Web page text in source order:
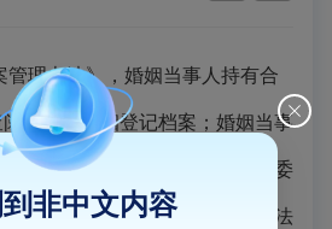
管理办法》， 婚姻当事人持有合
本人的婚姻登记档案；婚姻当事
阅的，可以办理授权委托书，委
书应当经公证机关公证； 人民法
非中文内容